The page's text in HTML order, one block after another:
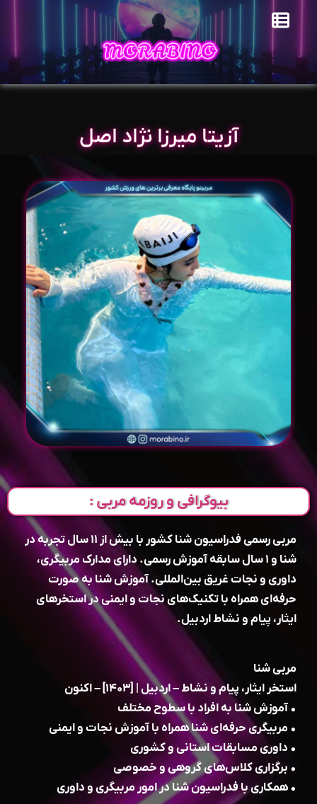
آزیتا میرزا نژاد اصل
بیوگرافی و روزمه مربی :
مربی رسمی فدراسیون شنا کشور با بیش از ۱۱ سال تجربه در
شنا و ۱ سال سابقه آموزش رسمی. دارای مدارک مربیگری،
داوری و نجات غریق بین‌المللی. آموزش شنا به صورت
حرفه‌ای همراه با تکنیک‌های نجات و ایمنی در استخرهای
ایثار، پیام و نشاط اردبیل.
مربی شنا
استخر ایثار، پیام و نشاط – اردبیل | [۱۴۰۳] – اکنون
• آموزش شنا به افراد با سطوح مختلف
• مربیگری حرفه‌ای شنا همراه با آموزش نجات و ایمنی
• داوری مسابقات استانی و کشوری
• برگزاری کلاس‌های گروهی و خصوصی
• همکاری با فدراسیون شنا در امور مربیگری و داوری